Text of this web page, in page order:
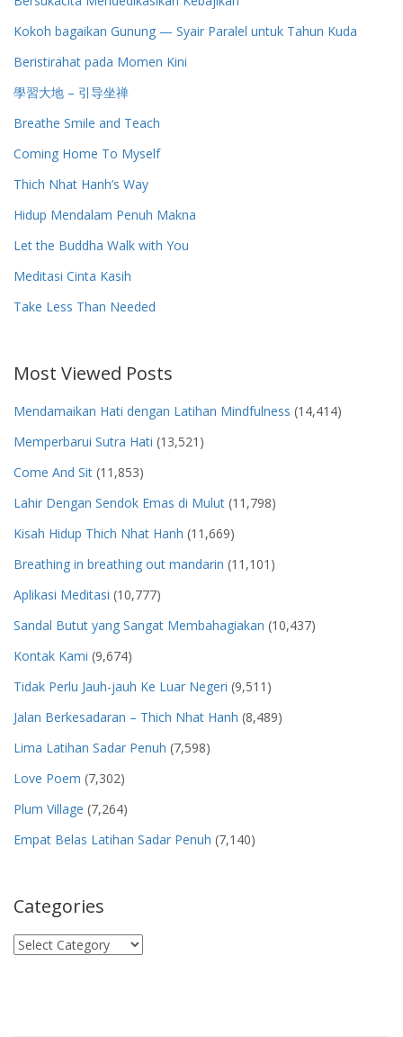
Kokoh bagaikan Gunung — Syair Paralel untuk Tahun Kuda
Beristirahat pada Momen Kini
學習大地 – 引导坐禅
Breathe Smile and Teach
Coming Home To Myself
Thich Nhat Hanh’s Way
Hidup Mendalam Penuh Makna
Let the Buddha Walk with You
Meditasi Cinta Kasih
Take Less Than Needed
Most Viewed Posts
Mendamaikan Hati dengan Latihan Mindfulness (14,414)
Memperbarui Sutra Hati (13,521)
Come And Sit (11,853)
Lahir Dengan Sendok Emas di Mulut (11,798)
Kisah Hidup Thich Nhat Hanh (11,669)
Breathing in breathing out mandarin (11,101)
Aplikasi Meditasi (10,777)
Sandal Butut yang Sangat Membahagiakan (10,437)
Kontak Kami (9,674)
Tidak Perlu Jauh-jauh Ke Luar Negeri (9,511)
Jalan Berkesadaran – Thich Nhat Hanh (8,489)
Lima Latihan Sadar Penuh (7,598)
Love Poem (7,302)
Plum Village (7,264)
Empat Belas Latihan Sadar Penuh (7,140)
Categories
Categories